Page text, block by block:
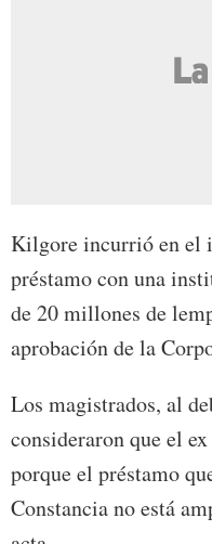
Kilgore incurrió en el
préstamo con una
de 20 millones de
aprobación de la
Los magistrados, al
consideraron que el
porque el préstamo
Constancia no está